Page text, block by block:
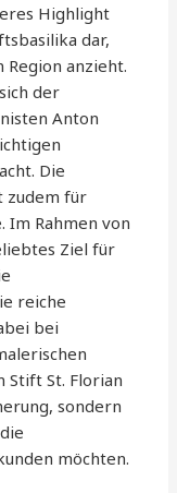
Highlight
dar,
anzieht.
der
Anton
Die
zudem für
Im Rahmen von
Ziel für
reiche
bei
Stift St. Florian
sondern
möchten.